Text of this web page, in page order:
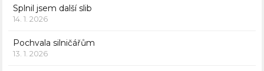
Splnil jsem další slib
14. 1. 2026
Pochvala silničářům
13. 1. 2026